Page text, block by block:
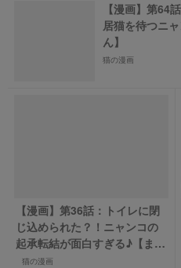
【漫画】第64
居猫を待つニ
ん】
猫の漫画
【漫画】第36話：トイレに閉
じ込められた？！ニャンコの
起承転結が面白すぎる♪【まる
くん】
猫の漫画